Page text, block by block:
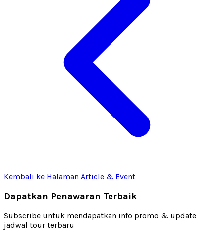
Kembali ke Halaman Article & Event
Dapatkan Penawaran Terbaik
Subscribe untuk mendapatkan info promo & update
jadwal tour terbaru